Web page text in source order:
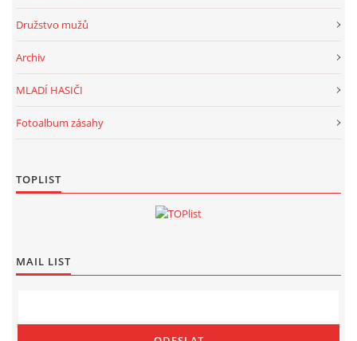
Družstvo mužů
Archiv
MLADÍ HASIČI
Fotoalbum zásahy
TOPLIST
MAIL LIST